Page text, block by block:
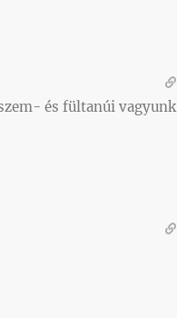
és fültanúi vagyunk